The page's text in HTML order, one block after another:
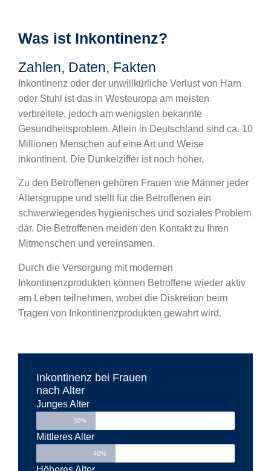
Was ist Inkontinenz?
Zahlen, Daten, Fakten
Inkontinenz oder der unwillkürliche Verlust von Harn
oder Stuhl ist das in Westeuropa am meisten
verbreitete, jedoch am wenigsten bekannte
Gesundheitsproblem. Allein in Deutschland sind ca. 10
Millionen Menschen auf eine Art und Weise
inkontinent. Die Dunkelziffer ist noch höher.
Zu den Betroffenen gehören Frauen wie Männer jeder
Altersgruppe und stellt für die Betroffenen ein
schwerwiegendes hygienisches und soziales Problem
dar. Die Betroffenen meiden den Kontakt zu Ihren
Mitmenschen und vereinsamen.
Durch die Versorgung mit modernen
Inkontinenzprodukten können Betroffene wieder aktiv
am Leben teilnehmen, wobei die Diskretion beim
Tragen von Inkontinenzprodukten gewahrt wird.
Inkontinenz bei Frauen
nach Alter
Junges Alter
30%
Mittleres Alter
40%